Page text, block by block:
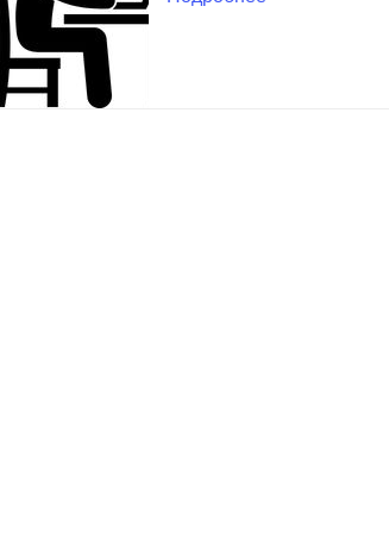
Горизонтальные заборы
Высокие заборы
Красивые, дизайнерские заборы